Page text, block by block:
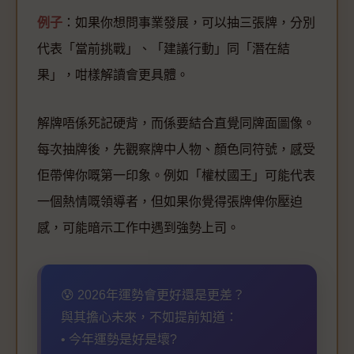
例子 ：如果你想問事業發展，可以抽三張牌，分別
代表「當前挑戰」、「建議行動」同「潛在結
果」，咁樣解讀會更具體。
解牌唔係死記硬背，而係要結合直覺同牌面圖像。
每次抽牌後，先觀察牌中人物、顏色同符號，感受
佢帶俾你嘅第一印象。例如「權杖國王」可能代表
一個熱情嘅領導者，但如果你覺得張牌俾你壓迫
感，可能暗示工作中遇到強勢上司。
😰 2026年運勢會更好還是更差？
與其擔心未來，不如提前知道：
• 今年運勢是好是壞?